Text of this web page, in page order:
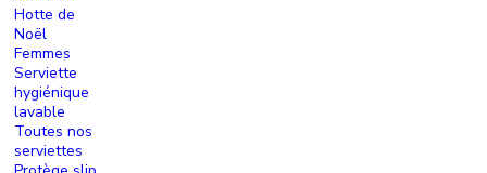
Hotte de
Noël
Femmes
Serviette
hygiénique
lavable
Toutes nos
serviettes